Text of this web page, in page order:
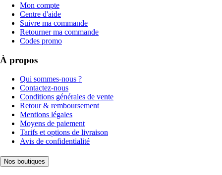
Mon compte
Centre d'aide
Suivre ma commande
Retourner ma commande
Codes promo
À propos
Qui sommes-nous ?
Contactez-nous
Conditions générales de vente
Retour & remboursement
Mentions légales
Moyens de paiement
Tarifs et options de livraison
Avis de confidentialité
Nos boutiques